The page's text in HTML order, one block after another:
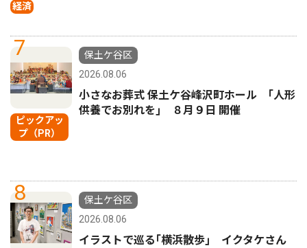
経済
7
ピックアッ
プ（PR）
保土ケ谷区
2026.08.06
小さなお葬式 保土ケ谷峰沢町ホール ｢人形
供養でお別れを｣ ８月９日 開催
8
保土ケ谷区
2026.08.06
イラストで巡る｢横浜散歩｣ イクタケさん